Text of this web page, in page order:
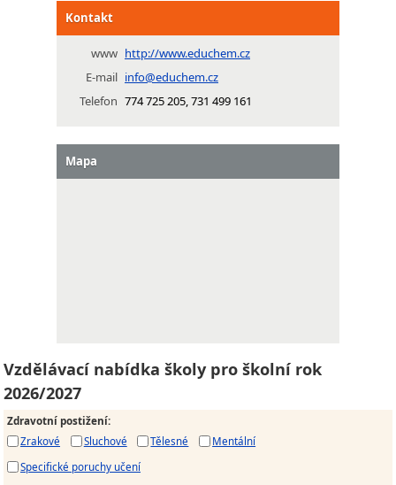
Kontakt
www http://www.educhem.cz
E-mail info@educhem.cz
Telefon 774 725 205, 731 499 161
Mapa
Vzdělávací nabídka školy pro školní rok
2026/2027
Zdravotní postižení:
Zrakové
Sluchové Tělesné
Mentální
Specifické poruchy učení